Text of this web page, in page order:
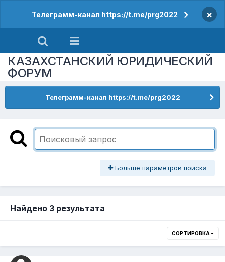
Телеграмм-канал https://t.me/prg2022 ×
КАЗАХСТАНСКИЙ ЮРИДИЧЕСКИЙ
ФОРУМ
Телеграмм-канал https://t.me/prg2022
Больше параметров поиска
Найдено 3 результата
СОРТИРОВКА